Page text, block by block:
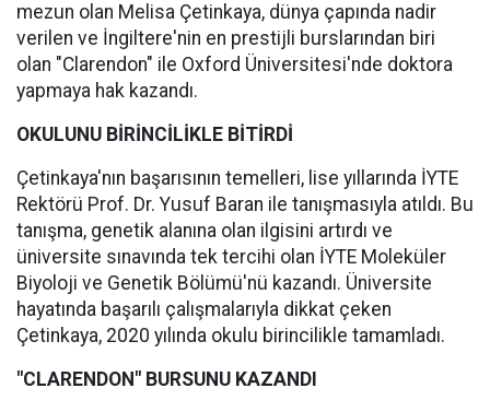
mezun olan Melisa Çetinkaya, dünya çapında nadir
verilen ve İngiltere'nin en prestijli burslarından biri
olan "Clarendon" ile Oxford Üniversitesi'nde doktora
yapmaya hak kazandı.
OKULUNU BİRİNCİLİKLE BİTİRDİ
Çetinkaya'nın başarısının temelleri, lise yıllarında İYTE
Rektörü Prof. Dr. Yusuf Baran ile tanışmasıyla atıldı. Bu
tanışma, genetik alanına olan ilgisini artırdı ve
üniversite sınavında tek tercihi olan İYTE Moleküler
Biyoloji ve Genetik Bölümü'nü kazandı. Üniversite
hayatında başarılı çalışmalarıyla dikkat çeken
Çetinkaya, 2020 yılında okulu birincilikle tamamladı.
"CLARENDON" BURSUNU KAZANDI